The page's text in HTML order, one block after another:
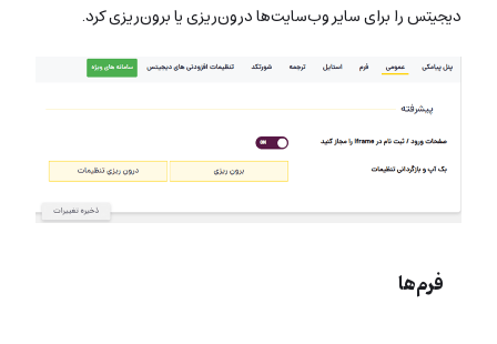
دیجیتس را برای سایر وب‌سایت‌ها درون‌ریزی یا برون‌ریزی کرد.
فرم‌ها